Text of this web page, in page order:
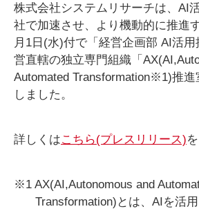
株式会社システムリサーチは、AI
社で加速させ、より機動的に推進
月1日(水)付で「経営企画部 AI活
営直轄の独立専門組織 「
Automated Transformation※1)推進
しました。
詳しくはこちら(プレスリリース)
※1 AX(AI,Autonomous and
Transformation)とは、AIを活